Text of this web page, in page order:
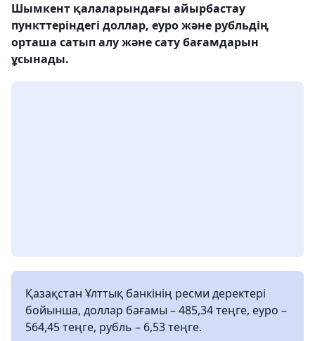
Шымкент қалаларындағы айырбастау
пункттеріндегі доллар, еуро және рубльдің
орташа сатып алу және сату бағамдарын
ұсынады.
Қазақстан Ұлттық банкінің ресми деректері
бойынша, доллар бағамы – 485,34 теңге, еуро –
564,45 теңге, рубль – 6,53 теңге.